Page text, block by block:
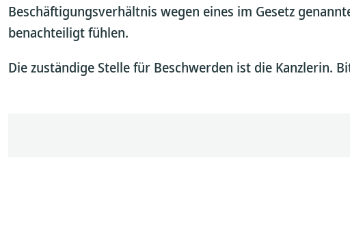
Beschäftigungsverhältnis wegen eines im Gesetz
benachteiligt fühlen.
Die zuständige Stelle für Beschwerden ist die Kanzlerin.